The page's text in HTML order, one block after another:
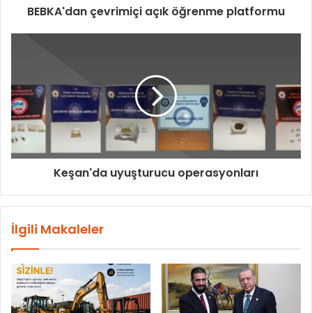
BEBKA'dan çevrimiçi açık öğrenme platformu
Keşan'da uyuşturucu operasyonları
İlgili Makaleler